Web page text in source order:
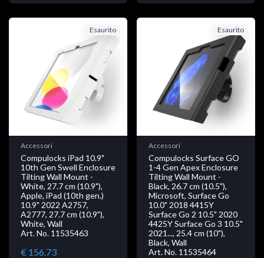
Esaurito
Accessori
Compulocks iPad 10.9"
10th Gen Swell Enclosure
Tilting Wall Mount -
White, 27.7 cm (10.9"),
Apple, iPad (10th gen.)
10.9" 2022 A2757,
A2777, 27.7 cm (10.9"),
White, Wall
Art. No. 11535463
€ 156.73
Esaurito
Accessori
Compulocks Surface GO
1-4 Gen Apex Enclosure
Tilting Wall Mount -
Black, 26.7 cm (10.5"),
Microsoft, Surface Go
10.0" 2018 4415Y
Surface Go 2 10.5" 2020
4425Y Surface Go 3 10.5"
2021..., 25.4 cm (10"),
Black, Wall
Art. No. 11535464